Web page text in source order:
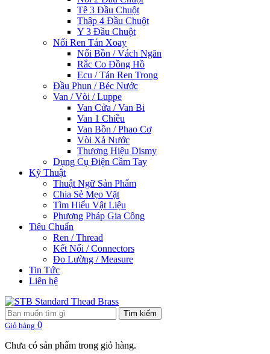
Tê 3 Đầu Chuột
Thập 4 Đầu Chuột
Y 3 Đầu Chuột
Nối Ren Tán Xoay
Nối Bồn / Vách Ngăn
Rắc Co Đồng Hồ
Ecu / Tán Ren Trong
Đầu Phun / Béc Nước
Van / Vòi / Luppe
Van Cửa / Van Bi
Van 1 Chiều
Van Bồn / Phao Cơ
Vòi Xả Nước
Thương Hiệu Dismy
Dụng Cụ Điện Cầm Tay
Kỹ Thuật
Thuật Ngữ Sản Phẩm
Chia Sẻ Mẹo Vặt
Tìm Hiểu Vật Liệu
Phương Pháp Gia Công
Tiêu Chuẩn
Ren / Thread
Kết Nối / Connectors
Đo Lường / Measure
Tin Tức
Liên hệ
Tìm kiếm
Giỏ hàng 0
Chưa có sản phẩm trong giỏ hàng.